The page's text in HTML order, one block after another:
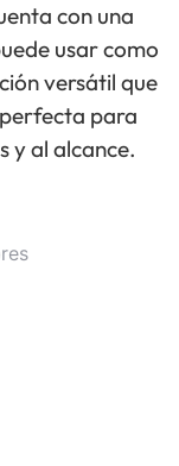
con una
usar como
versátil que
para
y al alcance.